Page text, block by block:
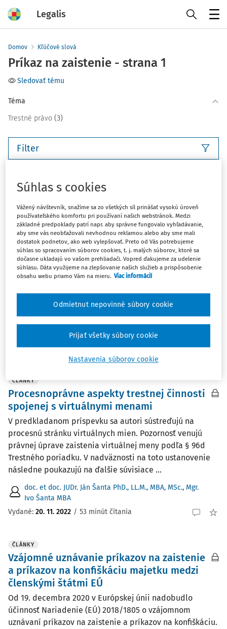
Legalis
Domov Kľúčové slová
Príkaz na zaistenie - strana 1
Sledovať tému
Téma
Trestné právo (3)
Filter
Počet vyhľadaných dokumentov:
Najnovšie Najstaršie
ČLÁNKY
Problematický výklad maximálnej lehoty
zaistenia majetku
V príspevku sa autor zameriava na problematiku výkladu
maximálnej lehoty zaistenia majetku podľa § 98a ods. 4
Trestného poriadku v kontexte prechodného ustanovenia
§ 567q ods. 3 Trestného poriadku.
JUDr. Lukáš Hájek PhD.
Vydané:30. 7. 2025 / 18 minút čítania
ČLÁNKY
Procesnoprávne aspekty trestnej činnosti
spojenej s virtuálnymi menami
V predkladanom príspevku sa autori sústreďujú na
procesnú stránku virtuálnych mien. Pozornosť venujú
právnej úprave zaistenia virtuálnej meny podľa § 96d
Trestného poriadku. V nadväznosti na toto ustanovenie
následne poukazujú na ďalšie súvisiace ...
doc. et doc. JUDr. Ján Šanta PhD., LL.M., MBA, MSc., Mgr.
Ivo Šanta MBA
Vydané: 20. 11. 2022 / 53 minút čítania
ČLÁNKY
Vzájomné uznávanie príkazov na zaistenie
a príkazov na konfiškáciu majetku medzi
členskými štátmi EÚ
Od 19. decembra 2020 v Európskej únii nadobudlo
účinnosť Nariadenie (EÚ) 2018/1805 o vzájomnom
uznávaní príkazov na zaistenie a príkazov na konfiškáciu.
Súhlas s cookies
Vážený návštevník, snažíme sa zo všetkých síl prinášať vysokú úroveň
používateľského komfortu pri používaní našich webstránok. Medzi
základné predpoklady patrí napr. aby správne fungovalo vyhľadávanie,
aby sme vás neobťažovali nevhodnou reklamou alebo aby sme mali
dostatok podnetov, ako web vylepšovať. Preto od Vás potrebujeme
súhlas so spracovaním súborov cookies, t. j. malých súborov, ktoré sa
dočasne ukladajú vo vašom prehliadači. Vopred ďakujeme za udelenie
súhlasu. Dáta využijeme na zlepšovanie našich služieb a prispôsobenie
obsahu webu priamo Vám na mieru. Viac informácií
Nastavenia súborov cookie
Odmietnut nepovinné súbory cookie
Prijať všetky súbory cookie